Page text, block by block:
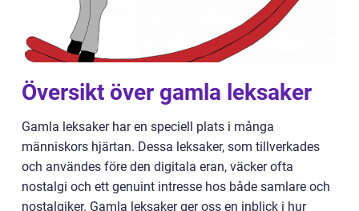
Översikt över gamla leksaker
Gamla leksaker har en speciell plats i många
människors hjärtan. Dessa leksaker, som tillverkades
och användes före den digitala eran, väcker ofta
nostalgi och ett genuint intresse hos både samlare och
nostalgiker. Gamla leksaker ger oss en inblick i hur